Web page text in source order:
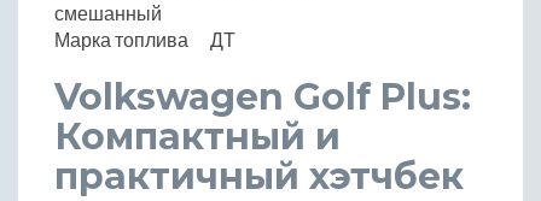
смешанный
Марка топлива ДТ
Volkswagen Golf Plus:
Компактный и
практичный хэтчбек